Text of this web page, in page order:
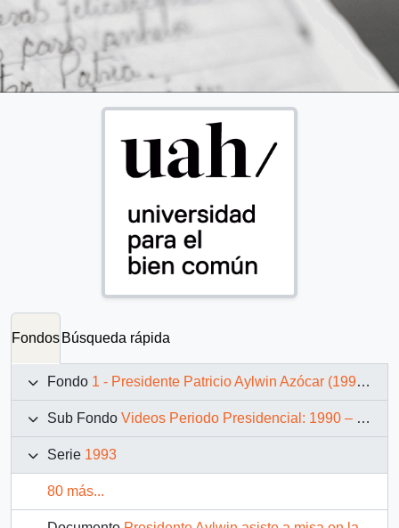
Fondos Búsqueda rápida
Fondo 1 - Presidente Patricio Aylwin Azócar (1990-1994)
Sub Fondo Videos Periodo Presidencial: 1990 – 1994
Serie 1993
80 más...